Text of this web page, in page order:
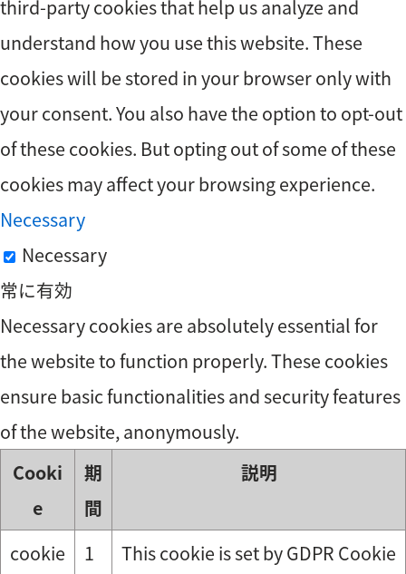
third-party cookies that help us analyze and
understand how you use this website. These
cookies will be stored in your browser only with
your consent. You also have the option to opt-out
of these cookies. But opting out of some of these
cookies may affect your browsing experience.
Necessary
Necessary
常に有効
Necessary cookies are absolutely essential for
the website to function properly. These cookies
ensure basic functionalities and security features
of the website, anonymously.
Cooki
e
期
間
説明
cookie
1
This cookie is set by GDPR Cookie